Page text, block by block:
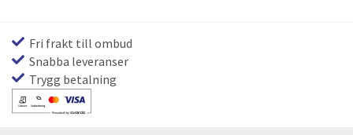
Fri frakt till ombud
Snabba leveranser
Trygg betalning